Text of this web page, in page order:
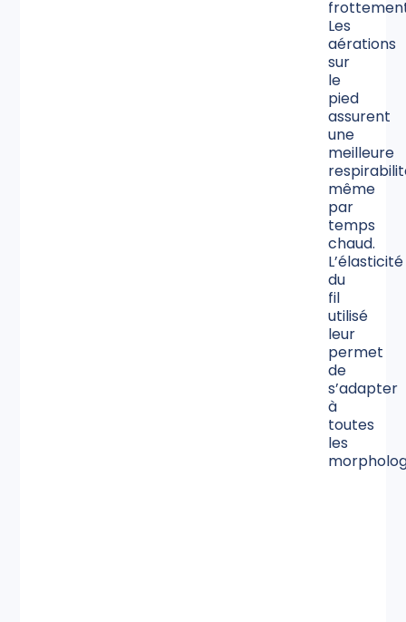
Les
aérations
sur
le
pied
assurent
une
meilleure
même
par
temps
chaud.
L’élasticité
du
fil
utilisé
leur
permet
de
s’adapter
à
toutes
les